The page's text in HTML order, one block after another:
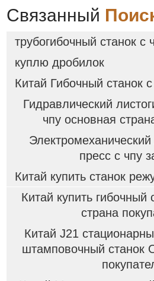
Связанный
трубогибочный станок с
куплю дробилок
Китай Гибочный станок
Гидравлический
чпу основная
пресс с чпу
Китай купить станок
Китай купить гибочный
страна
Китай J21
штамповочный станок